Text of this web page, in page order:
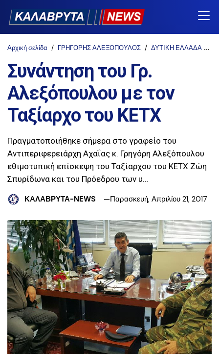
Αρχική σελίδα ΓΡΗΓΟΡΗΣ ΑΛΕΞΟΠΟΥΛΟΣ ΔΥΤΙΚΗ ΕΛΛΑΔΑ
Συνάντηση του Γρ.
Αλεξόπουλου με τον
Ταξίαρχο του ΚΕΤΧ
Πραγματοποιήθηκε σήμερα στο γραφείο του
Αντιπεριφερειάρχη Αχαΐας κ. Γρηγόρη Αλεξόπουλου
εθιμοτυπική επίσκεψη του Ταξίαρχου του ΚΕΤΧ Ζώη
Σπυρίδωνα και του Πρόεδρου των υ…
ΚΑΛΑΒΡΥΤΑ-NEWS Παρασκευή, Απριλίου 21, 2017